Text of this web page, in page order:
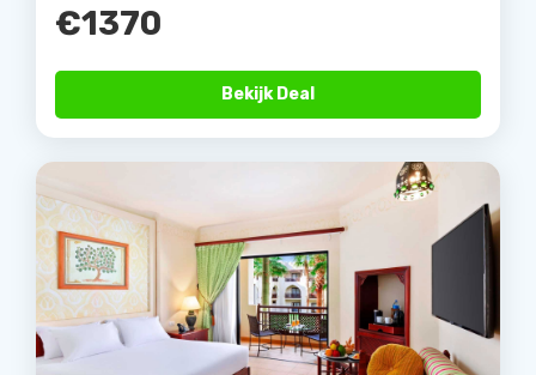
€1370
Bekijk Deal